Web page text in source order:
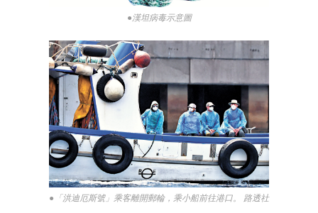
●漢坦病毒示意圖
●「洪迪厄斯號」乘客離開郵輪，乘小船前往港口。 路透社